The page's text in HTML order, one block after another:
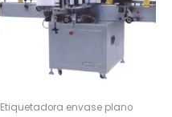
Etiquetadora envase plano